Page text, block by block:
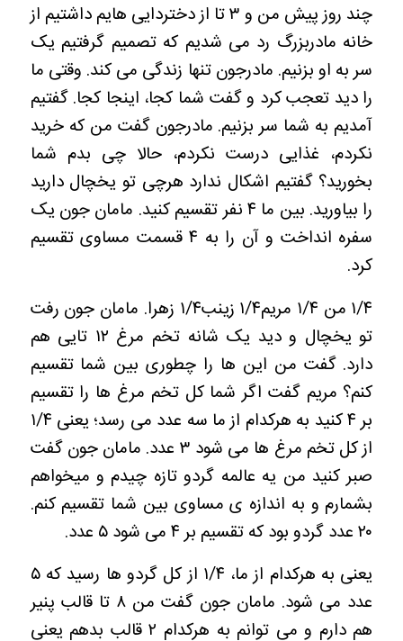
چند روز پیش من و ۳ تا از دختردایی هایم داشتیم از
خانه مادربزرگ رد می شدیم که تصمیم گرفتیم یک
سر به او بزنیم. مادرجون تنها زندگی می کند. وقتی ما
را دید تعجب کرد و گفت شما کجا، اینجا کجا.گفتیم
آمدیم به شما سر بزنیم. مادرجون گفت من که خرید
نکردم، غذایی درست نکردم، حالا چی بدم شما
بخورید؟ گفتیم اشکال ندارد هرچی تو یخچال دارید
را بیاورید. بین ما ۴ نفر تقسیم کنید.
مامان جون یک
سفره انداخت و آن را به ۴ قسمت مساوی تقسیم
کرد.
۱/۴ من
۱/۴ مریم ۱/۴ زینب ۱/۴ زهرا.
مامان جون رفت
تو یخچال و دید یک شانه تخم مرغ ۱۲ تایی هم
دارد.گفت من این ها را چطوری بین شما تقسیم
کنم؟ مریم گفت اگر شما کل تخم مرغ ها را تقسیم
بر ۴ کنید به هرکدام از ما سه عدد می رسد؛ یعنی ۱/۴
از کل تخم مرغ ها می شود ۳ عدد.
مامان جون گفت
صبر کنید من یه عالمه گردو تازه چیدم و میخواهم
بشمارم و به اندازه ی مساوی بین شما تقسیم کنم.
۲۰ عدد گردو بود که تقسیم بر ۴ می شود ۵ عدد.
یعنی به هرکدام از ما، ۱/۴ از کل گردو ها رسید که ۵
عدد می شود.
مامان جون گفت من ۸ تا قالب پنیر
هم دارم و می توانم به هرکدام ۲ قالب بدهم یعنی